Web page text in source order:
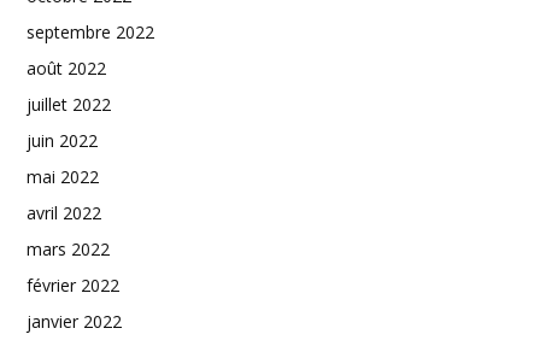
septembre 2022
août 2022
juillet 2022
juin 2022
mai 2022
avril 2022
mars 2022
février 2022
janvier 2022